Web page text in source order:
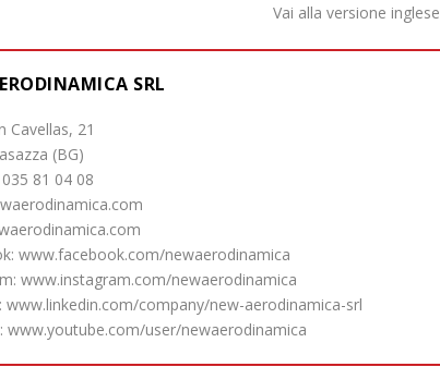
Vai alla versione inglese
SRL
Cavellas, 21
(BG)
81 04 08
www.facebook.com/newaerodinamica
www.instagram.com/newaerodinamica
www.linkedin.com/company/new-aerodinamica-srl
www.youtube.com/user/newaerodinamica